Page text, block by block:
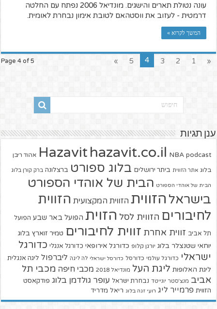
עונה נטולת תארים והישגים. מונדיאל 2006 נפתח עם החלטה
דרמטית - לעזוב את ווסטהאם לטובת אימון נבחרת לאומית.
המשך לקרוא »
Page 4 of 5 «
1
2
3
4
5
»
ענן תגיות
Hazavit hazavit.co.il NBA podcast אהוד ריבן
בלוג אתר הזווית ביתר ירושלים בלוג ספורט ברצלונה ברק קורן בלוג
הבית של אוהדי הספורט הבית של אוהדי הספורט
בישראל הזווית הזווית המקצועית הזווית
לחיבורים הזווית לסל הזוית הפועל באר שבע הפועל
תל אביב זווית אחרת זווית לחיבורים טמיר זוארץ בלוג
יוחאי שטנצלר בלוג יורגן קלופ כדורגל אירופאי כדורגל אנגלי כדורגל
ישראלי כדורגל עולמי כדורסל כדורסל ישראלי לה ליגה ליברפול ליגה אנגלית
ליגת האלופות ליגת העל מונדיאל 2018 מכבי חיפה מכבי תל
אביב מנצ'סטר יונייטד נבחרת ישראל עופר גולדמן בלוג פודקאסט
הזווית פרמייר ליג רועי זגה בלוג ריאל מדריד